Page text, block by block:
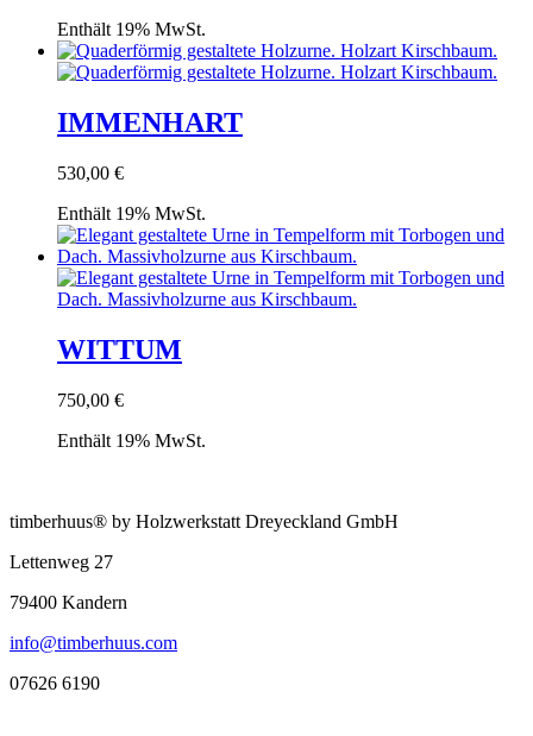
Enthält 19% MwSt.
IMMENHART
530,00 €
Enthält 19% MwSt.
WITTUM
750,00 €
Enthält 19% MwSt.
timberhuus® by Holzwerkstatt Dreyeckland GmbH
Lettenweg 27
79400 Kandern
info@timberhuus.com
07626 6190